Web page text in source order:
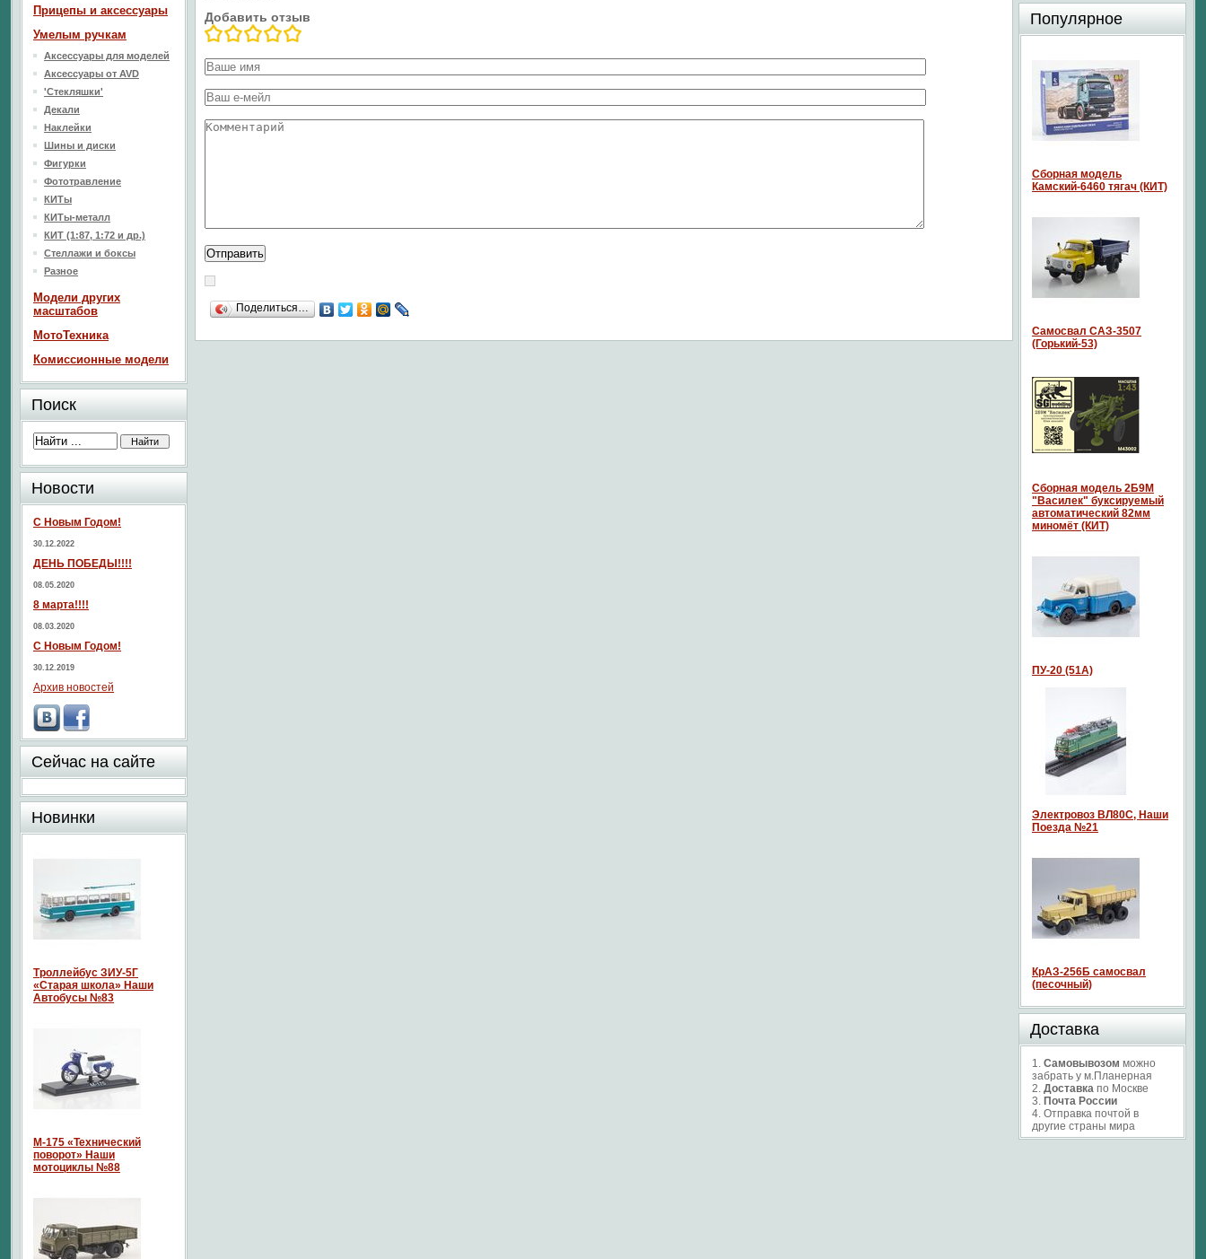
Добавить отзыв
Поделиться…
Прицепы и аксессуары
Умелым ручкам
Аксессуары для моделей
Аксессуары от AVD
'Стекляшки'
Декали
Наклейки
Шины и диски
Фигурки
Фототравление
КИТы
КИТы-металл
КИТ (1:87, 1:72 и др.)
Стеллажи и боксы
Разное
Модели других
масштабов
МотоТехника
Комиссионные модели
Поиск
Новости
С Новым Годом!
30.12.2022
ДЕНЬ ПОБЕДЫ!!!!
08.05.2020
8 марта!!!!
08.03.2020
С Новым Годом!
30.12.2019
Архив новостей
Сейчас на сайте
Новинки
Троллейбус ЗИУ-5Г
«Старая школа» Наши
Автобусы №83
М-175 «Технический
поворот» Наши
мотоциклы №88
Популярное
Сборная модель
Камский-6460 тягач (КИТ)
Самосвал САЗ-3507
(Горький-53)
Сборная модель 2Б9М
"Василек" буксируемый
автоматический 82мм
миномёт (КИТ)
ПУ-20 (51А)
Электровоз ВЛ80С, Наши
Поезда №21
КрАЗ-256Б самосвал
(песочный)
Доставка
1. Самовывозом можно
забрать у м.Планерная
2. Доставка по Москве
3. Почта России
4. Отправка почтой в
другие страны мира